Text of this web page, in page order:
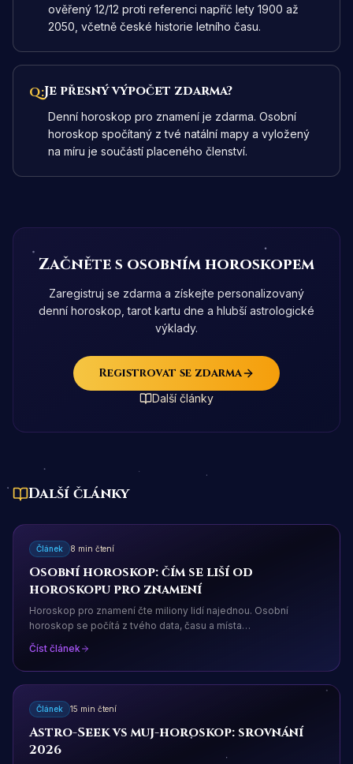
ověřený 12/12 proti referenci napříč lety 1900 až
2050, včetně české historie letního času.
Q:Je přesný výpočet zdarma?
Denní horoskop pro znamení je zdarma. Osobní
horoskop spočítaný z tvé natální mapy a vyložený
na míru je součástí placeného členství.
Začněte s osobním horoskopem
Zaregistruj se zdarma a získejte personalizovaný
denní horoskop, tarot kartu dne a hlubší astrologické
výklady.
Registrovat se zdarma
Další články
Další články
Článek 8 min čtení
Osobní horoskop: čím se liší od
horoskopu pro znamení
Horoskop pro znamení čte miliony lidí najednou. Osobní
horoskop se počítá z tvého data, času a místa…
Číst článek
Článek 15 min čtení
Astro-Seek vs muj-horoskop: srovnání
2026